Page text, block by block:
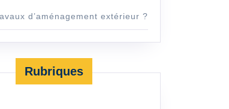
d’aménagement extérieur ?
Rubriques